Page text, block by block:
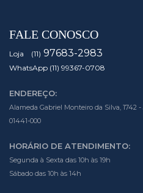
FALE CONOSCO
Loja (11) 97683-2983
WhatsApp (11) 99367-0708
ENDEREÇO:
Alameda Gabriel Monteiro da Silva, 1742
01441-000
HORÁRIO DE ATENDIMENTO:
Segunda à Sexta das 10h às 19h
Sábado das 10h às 14h